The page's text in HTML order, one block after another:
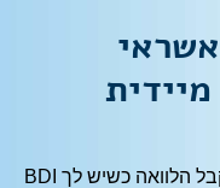
קשה עד בלתי אפשרי לקבל הלוואה כשיש לך BDI